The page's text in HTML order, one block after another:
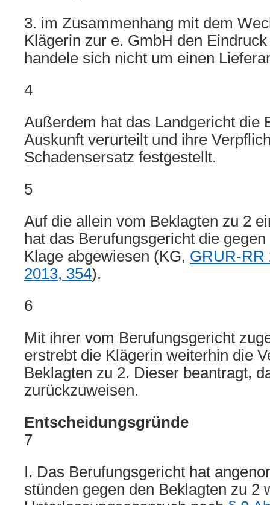
3. im Zusammenhang mit dem
Klägerin zur e. GmbH den
handele sich nicht um einen
4
Außerdem hat das Landgericht die
Auskunft verurteilt und ihre
Schadensersatz festgestellt.
5
Auf die allein vom Beklagten zu 2
hat das Berufungsgericht die
Klage abgewiesen (KG, GRUR-RR
2013, 354).
6
Mit ihrer vom Berufungsgericht
erstrebt die Klägerin weiterhin die
Beklagten zu 2. Dieser beantragt,
zurückzuweisen.
Entscheidungsgründe
7
I. Das Berufungsgericht hat
stünden gegen den Beklagten zu 2